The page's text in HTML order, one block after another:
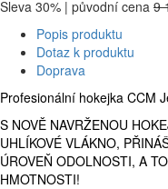
Sleva 30% | původní cena 9
Popis produktu
Dotaz k produktu
Doprava
Profesionální hokejka CCM
S NOVĚ NAVRŽENOU
UHLÍKOVÉ VLÁKNO,
ÚROVEŇ ODOLNOSTI, A
HMOTNOSTI!